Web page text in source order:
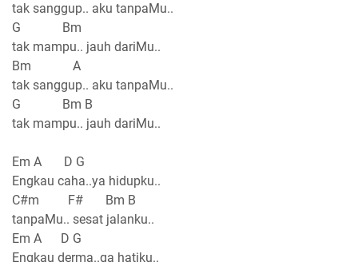
tak sanggup.. aku tanpaMu..
G Bm
tak mampu.. jauh dariMu..
Bm A
tak sanggup.. aku tanpaMu..
G Bm B
tak mampu.. jauh dariMu..
Em A D G
Engkau caha..ya hidupku..
C#m F# Bm B
tanpaMu.. sesat jalanku..
Em A D G
Engkau derma..ga hatiku..